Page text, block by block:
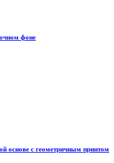
фоне
основе с геометричным принтом